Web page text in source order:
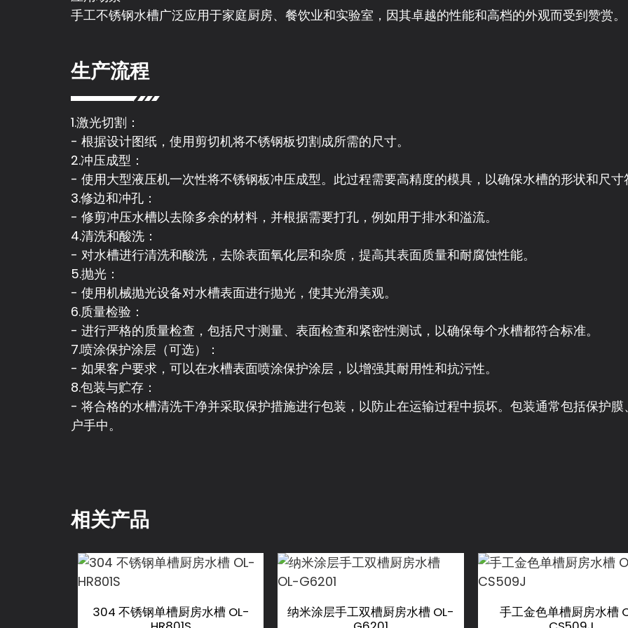
手工不锈钢水槽广泛应用于家庭厨房、餐饮业和实验室，因其卓越的性能和高档的外观而受到赞赏。
生产流程
1.激光切割：
- 根据设计图纸，使用剪切机将不锈钢板切割成所需的尺寸。
2.冲压成型：
- 使用大型液压机一次性将不锈钢板冲压成型。此过程需要高精度的模具，以确保水槽的形状和尺寸
3.修边和冲孔：
- 修剪冲压水槽以去除多余的材料，并根据需要打孔，例如用于排水和溢流。
4.清洗和酸洗：
- 对水槽进行清洗和酸洗，去除表面氧化层和杂质，提高其表面质量和耐腐蚀性能。
5.抛光：
- 使用机械抛光设备对水槽表面进行抛光，使其光滑美观。
6.质量检验：
- 进行严格的质量检查，包括尺寸测量、表面检查和紧密性测试，以确保每个水槽都符合标准。
7.喷涂保护涂层（可选）：
- 如果客户要求，可以在水槽表面喷涂保护涂层，以增强其耐用性和抗污性。
8.包装与贮存：
- 将合格的水槽清洗干净并采取保护措施进行包装，以防止在运输过程中损坏。包装通常包括保护
户手中。
相关产品
304 不锈钢单槽厨房水槽 OL-
纳米涂层手工双槽厨房水槽 OL-
手工金色单槽厨房水槽